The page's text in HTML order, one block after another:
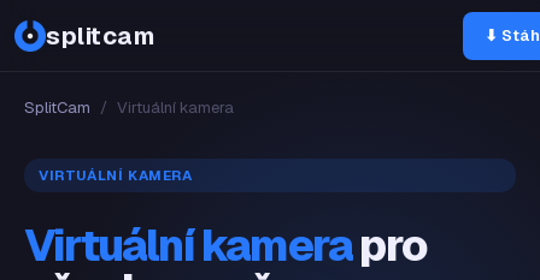
OBS splitcam ⬇
SplitCam / Virtuální kamera
VIRTUÁLNÍ KAMERA
Virtuální kamerapro